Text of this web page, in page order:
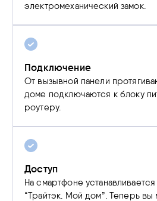
электромеханический замок.
Подключение
От вызывной панели
доме подключаются к блоку
роутеру.
Доступ
На смартфоне
“Трайтэк. Мой дом”. Теперь вы